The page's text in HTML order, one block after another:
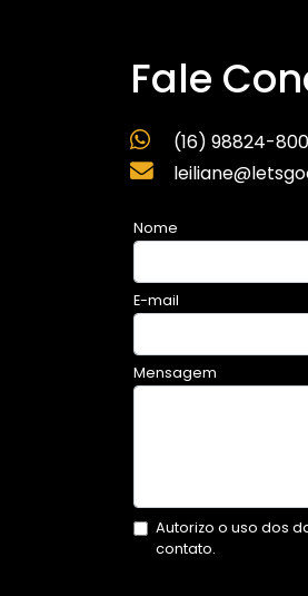
Fale
(16) 98824-
Nome
E-mail
Mensagem
Autorizo o uso dos
contato.